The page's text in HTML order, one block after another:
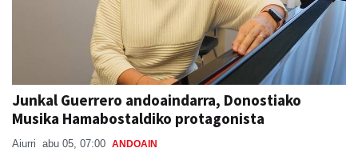
Junkal Guerrero andoaindarra, Donostiako
Musika Hamabostaldiko protagonista
Aiurri abu 05, 07:00 ANDOAIN